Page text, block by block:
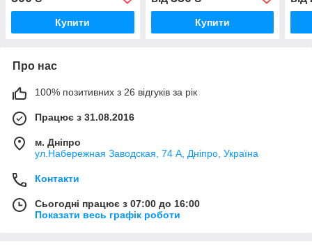
2305-0579
Купити Купити
Про нас
100% позитивних з 26 відгуків за рік
Працює з 31.08.2016
м. Дніпро
ул.Набережная Заводская, 74 А, Дніпро, Україна
Контакти
Сьогодні працює з 07:00 до 16:00
Показати весь графік роботи